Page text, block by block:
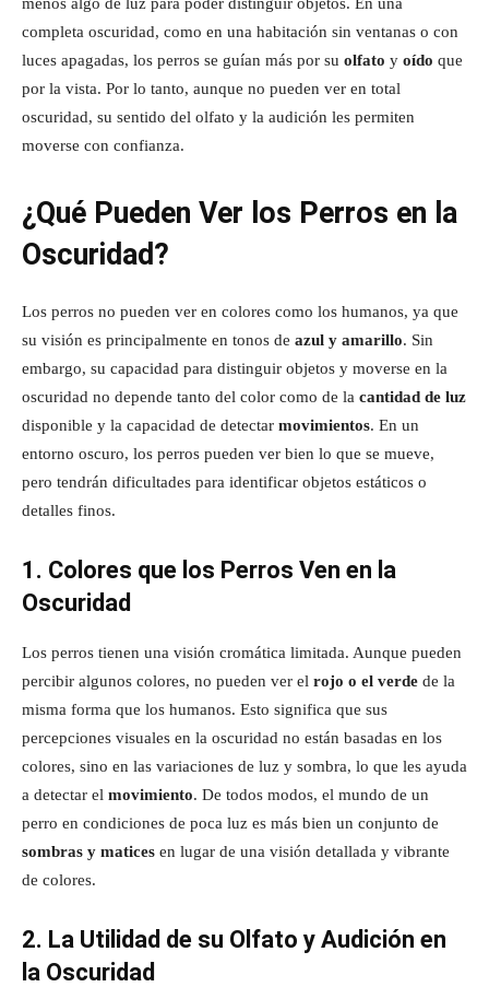
completa oscuridad, como en una habitación sin ventanas o con
luces apagadas, los perros se guían más por su olfato y oído que
por la vista. Por lo tanto, aunque no pueden ver en total
oscuridad, su sentido del olfato y la audición les permiten
moverse con confianza.
¿Qué Pueden Ver los Perros en la
Oscuridad?
Los perros no pueden ver en colores como los humanos, ya que
su visión es principalmente en tonos de azul y amarillo. Sin
embargo, su capacidad para distinguir objetos y moverse en la
oscuridad no depende tanto del color como de la cantidad de luz
disponible y la capacidad de detectar movimientos. En un
entorno oscuro, los perros pueden ver bien lo que se mueve,
pero tendrán dificultades para identificar objetos estáticos o
detalles finos.
1. Colores que los Perros Ven en la
Oscuridad
Los perros tienen una visión cromática limitada. Aunque pueden
percibir algunos colores, no pueden ver el rojo o el verde de la
misma forma que los humanos. Esto significa que sus
percepciones visuales en la oscuridad no están basadas en los
colores, sino en las variaciones de luz y sombra, lo que les ayuda
a detectar el movimiento. De todos modos, el mundo de un
perro en condiciones de poca luz es más bien un conjunto de
sombras y matices en lugar de una visión detallada y vibrante
de colores.
2. La Utilidad de su Olfato y Audición en
la Oscuridad